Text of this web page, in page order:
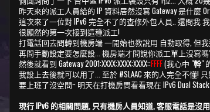
昨天來的派工人員給的 IP 資料居然沒寫 Gateway 是什麼
這次來了一位對 IPv6 完全不了的查修外包人員.. 還問我
很顯然的第一次接到這種派工!
打電話回去問轉到機房端 一開始也教說用 自動取得, 但我
再問手動設定要怎麼設... 機房端才問說你派工單上沒寫
然後就看到 Gateway 2001:XXXX:XXXX:XXXX::FFFF(我心中 "幹"
我設上去後就可以用了... 至於 #SLAAC 來的人完全不懂!
要上班了沒空問~ 明天在打機房問看看現在 IPv6 Dual
現行 IPv6 的相關問題, 只有機房人員知道, 客服電話是沒